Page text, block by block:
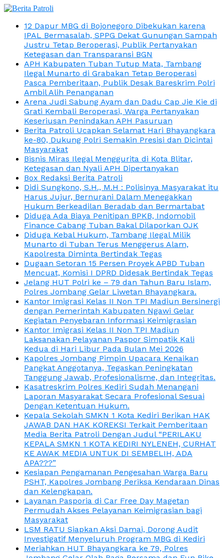
12 Dapur MBG di Bojonegoro Dibekukan karena
IPAL Bermasalah, SPPG Dekat Gunungan Sampah
Justru Tetap Beroperasi, Publik Pertanyakan
Ketegasan dan Transparansi BGN
APH Kabupaten Tuban Tutup Mata, Tambang
Ilegal Munarto di Grabakan Tetap Beroperasi
Pasca Pemberitaan, Publik Desak Bareskrim Polri
Ambil Alih Penanganan
Arena Judi Sabung Ayam dan Dadu Cap Jie Kie di
Grati Kembali Beroperasi, Warga Pertanyakan
Keseriusan Penindakan APH Pasuruan
Berita Patroli Ucapkan Selamat Hari Bhayangkara
ke-80, Dukung Polri Semakin Presisi dan Dicintai
Masyarakat
Bisnis Miras Ilegal Menggurita di Kota Blitar,
Ketegasan dan Nyali APH Dipertanyakan
Box Redaksi Berita Patroli
Didi Sungkono, S.H., M.H : Polisinya Masyarakat itu
Harus Jujur, Bernurani Dalam Menegakkan
Hukum Berkeadilan Beradab dan Bermartabat
Diduga Ada Biaya Penitipan BPKB, Indomobil
Finance Cabang Tuban Bakal Dilaporkan OJK
Diduga Kebal Hukum, Tambang Ilegal Milik
Munarto di Tuban Terus Menggerus Alam,
Kapolresta Diminta Bertindak Tegas
Dugaan Setoran 15 Persen Proyek APBD Tuban
Mencuat, Komisi I DPRD Didesak Bertindak Tegas
Jelang HUT Polri ke – 79 dan Tahun Baru Islam,
Polres Jombang Gelar Liwetan Bhayangkara.
Kantor Imigrasi Kelas II Non TPI Madiun Bersinergi
dengan Pemerintah Kabupaten Ngawi Gelar
Kegiatan Penyebaran Informasi Keimigrasian
Kantor Imigrasi Kelas II Non TPI Madiun
Laksanakan Pelayanan Paspor Simpatik Kali
Kedua di Hari Libur Pada Bulan Mei 2026
Kapolres Jombang Pimpin Upacara Kenaikan
Pangkat Anggotanya, Tegaskan Peningkatan
Tanggung Jawab, Profesionalisme, dan Integritas.
Kasatreskrim Polres Kediri Sudah Menangani
Laporan Masyarakat Secara Profesional Sesuai
Dengan Ketentuan Hukum.
Kepala Sekolah SMKN 1 Kota Kediri Berikan HAK
JAWAB DAN HAK KOREKSI Terkait Pemberitaan
Media Berita Patroli Dengan Judul “PERILAKU
KEPALA SMKN 1 KOTA KEDIRI NYLENEH, CURHAT
KE AWAK MEDIA UNTUK DI SEMBELIH, ADA
APA???”
Kesiapan Pengamanan Pengesahan Warga Baru
PSHT, Kapolres Jombang Periksa Kendaraan Dinas
dan Kelengkapan.
Layanan Pasporia di Car Free Day Magetan
Permudah Akses Pelayanan Keimigrasian bagi
Masyarakat
LSM RATU Siapkan Aksi Damai, Dorong Audit
Investigatif Menyeluruh Program MBG di Kediri
Meriahkan HUT Bhayangkara ke 79, Polres